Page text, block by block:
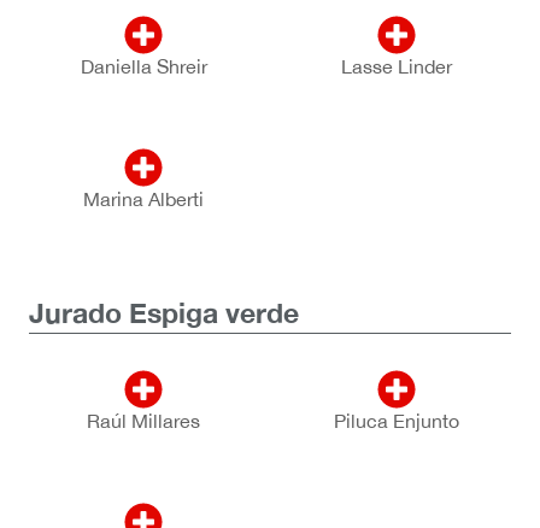
Daniella Shreir Lasse Linder
Marina Alberti
Jurado Espiga verde
Raúl Millares Piluca Enjunto